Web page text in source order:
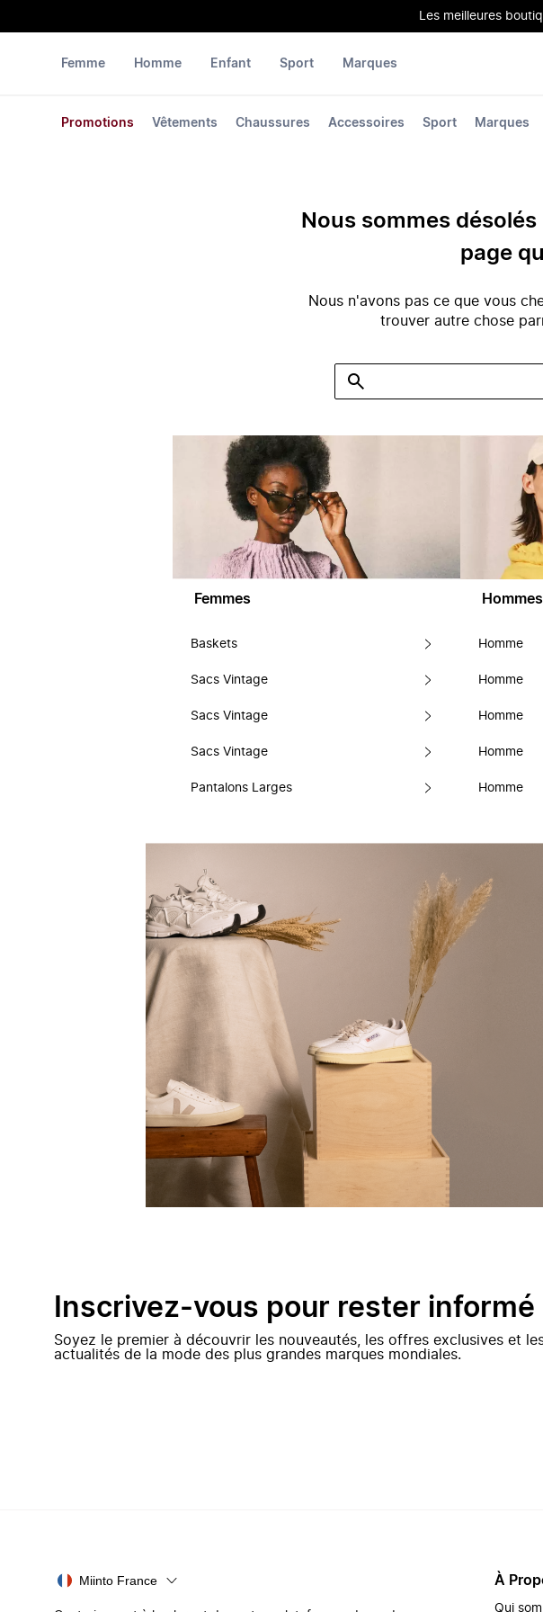
Les meilleures
Femme
Promotions Vêtements Chaussures Accessoires Sport Marques
Homme Enfant Sport Marques
Nous sommes
page
Nous n'avons pas ce que vous
trouver autre chose
Femmes
Baskets
Sacs Vintage
Sacs Vintage
Sacs Vintage
Pantalons Larges
Hommes
Homme
Homme
Homme
Homme
Homme
Inscrivez-vous pour rester informé
Soyez le premier à découvrir les nouveautés, les offres exclusives et
actualités de la mode des plus grandes marques mondiales.
Miinto France À
Qui